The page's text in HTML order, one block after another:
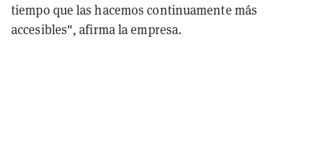
tiempo que las hacemos continuamente más
accesibles", afirma la empresa.